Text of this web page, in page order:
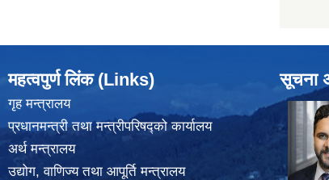
महत्वपुर्ण लिंक (Links)
गृह मन्त्रालय
प्रधानमन्त्री तथा मन्त्रीपरिषद्को कार्यालय
अर्थ मन्त्रालय
उद्योग, वाणिज्य तथा आपूर्ति मन्त्रालय
सूचना